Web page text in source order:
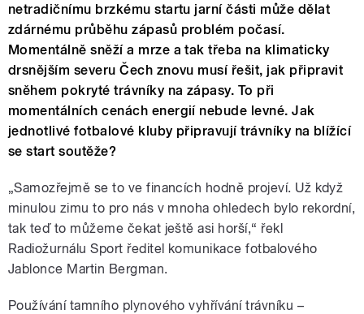
netradičnímu brzkému startu jarní části může dělat
zdárnému průběhu zápasů problém počasí.
Momentálně sněží a mrze a tak třeba na klimaticky
drsnějším severu Čech znovu musí řešit, jak připravit
sněhem pokryté trávníky na zápasy. To při
momentálních cenách energií nebude levné. Jak
jednotlivé fotbalové kluby připravují trávníky na blížící
se start soutěže?
„Samozřejmě se to ve financích hodně projeví. Už když
minulou zimu to pro nás v mnoha ohledech bylo rekordní,
tak teď to můžeme čekat ještě asi horší,“ řekl
Radiožurnálu Sport ředitel komunikace fotbalového
Jablonce Martin Bergman.
Používání tamního plynového vyhřívání trávníku –